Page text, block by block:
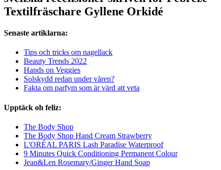
Textilfräschare Gyllene Orkidé
Senaste artiklarna:
Tips och tricks om nagellack
Beauty Trends 2022
Hands on Veggies
Solskydd redan under våren?
Fakta om parfym som är värd att veta
Upptäck oh feliz:
The Body Shop
The Body Shop Hand Cream Strawberry
L'ORÉAL PARIS Lash Paradise Waterproof
9 Minutes Quick Conditioning Permanent Colour
Jean&Len Rosemary/Ginger Hand Soap